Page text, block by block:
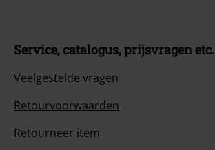
Service, catalogus, prijsvragen etc.
Veelgestelde vragen
Retourvoorwaarden
Retourneer item